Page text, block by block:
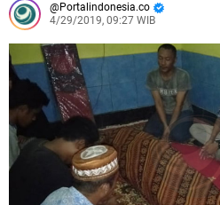
Portalindonesia.co
4/29/2019, 09:27 WIB